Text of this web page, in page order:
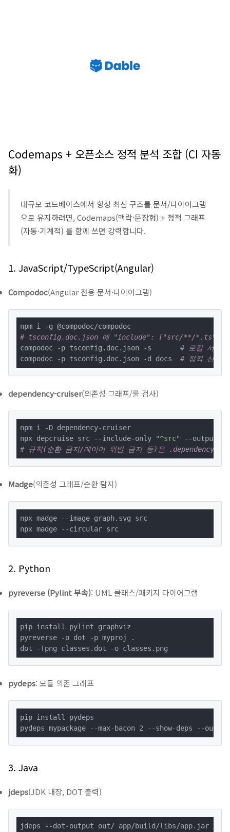
Codemaps + 오픈소스 정적 분석 조합 (CI 자동
화)
대규모 코드베이스에서 항상 최신 구조를 문서/다이어그램
으로 유지하려면, Codemaps(맥락·문장형) + 정적 그래프
(자동·기계적) 를 함께 쓰면 강력합니다.
1. JavaScript/TypeScript(Angular)
Compodoc(Angular 전용 문서·다이어그램)
# tsconfig.doc.json 에 "include": ["src/**/*.ts"]
compodoc -p tsconfig.doc.json -s # 로컬 서빙
compodoc -p tsconfig.doc.json -d docs # 정적 산출물
dependency-cruiser(의존성 그래프/룰 검사)
npm i -D dependency-cruiser
npx depcruise src --include-only
"^src"
# 규칙(순환 금지/레이어 위반 금지 등)은 .dependency-
Madge(의존성 그래프/순환 탐지)
npx madge --image graph.svg src
npx madge --circular src
2. Python
pyreverse (Pylint 부속): UML 클래스/패키지 다이어그램
pip install pylint graphviz
pyreverse -o dot -p myproj .
dot -Tpng classes.dot -o classes.png
pydeps: 모듈 의존 그래프
pip install pydeps
pydeps mypackage --max-bacon 2 --show-deps --
3. Java
jdeps(JDK 내장, DOT 출력)
jdeps --dot-output out/ app/build/libs/app.jar